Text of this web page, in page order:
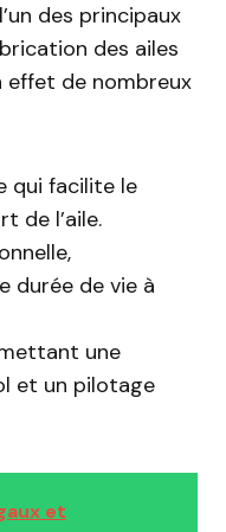
des principaux
des ailes
effet de nombreux
qui facilite le
de l’aile.
durée de vie à
une
et un pilotage
et